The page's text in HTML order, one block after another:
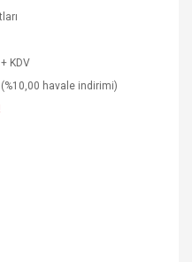
KDV
havale indirimi)